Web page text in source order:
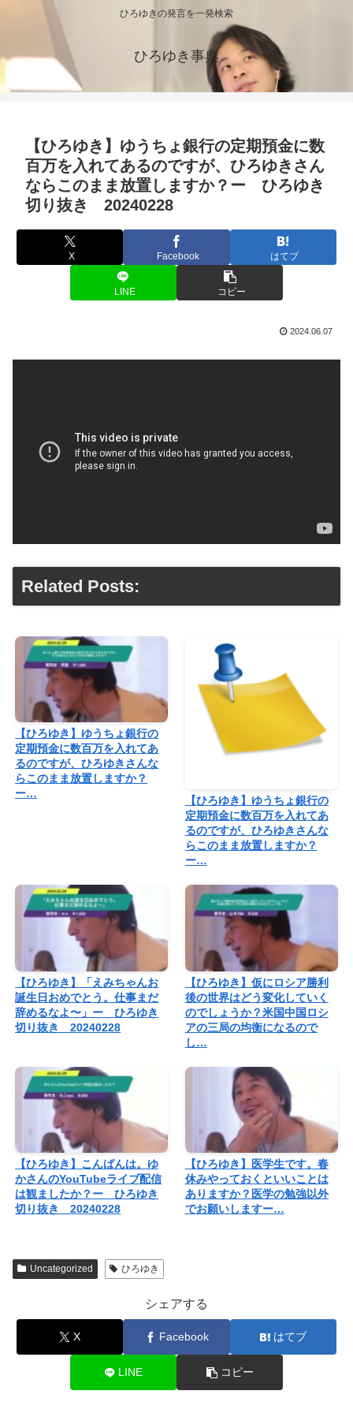
ひろゆきの発言を一発検索
ひろゆき事典
【ひろゆき】ゆうちょ銀行の定期預金に数
百万を入れてあるのですが、ひろゆきさん
ならこのまま放置しますか？ー ひろゆき
切り抜き 20240228
X Facebook はてブ
LINE コピー
2024.06.07
Related Posts:
【ひろゆき】ゆうちょ銀行の
定期預金に数百万を入れてあ
るのですが、ひろゆきさんな
らこのまま放置しますか？
ー…
【ひろゆき】ゆうちょ銀行の
定期預金に数百万を入れてあ
るのですが、ひろゆきさんな
らこのまま放置しますか？
ー…
【ひろゆき】「えみちゃんお
誕生日おめでとう。仕事まだ
辞めるなよ〜」ー ひろゆき
切り抜き 20240228
【ひろゆき】仮にロシア勝利
後の世界はどう変化していく
のでしょうか？米国中国ロシ
アの三局の均衡になるので
し…
【ひろゆき】こんばんは。ゆ
かさんのYouTubeライブ配信
は観ましたか？ー ひろゆき
切り抜き 20240228
【ひろゆき】医学生です。春
休みやっておくといいことは
ありますか？医学の勉強以外
でお願いしますー…
Uncategorized ひろゆき
シェアする
X Facebook はてブ
LINE コピー